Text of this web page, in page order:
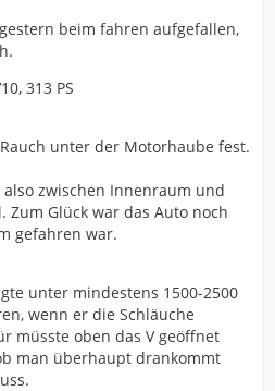
beim fahren aufgefallen,
313 PS
unter der Motorhaube fest.
zwischen Innenraum und
Zum Glück war das Auto noch
gefahren war.
unter mindestens 1500-2500
wenn er die Schläuche
müsste oben das V geöffnet
man überhaupt drankommt